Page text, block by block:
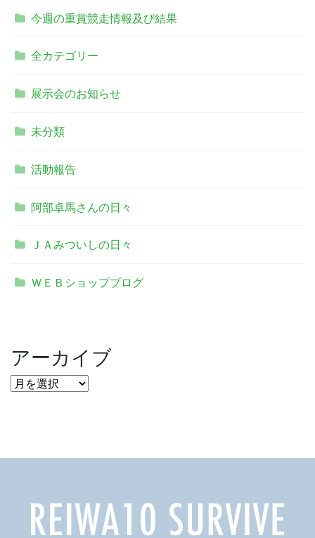
今週の重賞競走情報及び結果
全カテゴリー
展示会のお知らせ
未分類
活動報告
阿部卓馬さんの日々
ＪＡみついしの日々
ＷＥＢショップブログ
アーカイブ
ア